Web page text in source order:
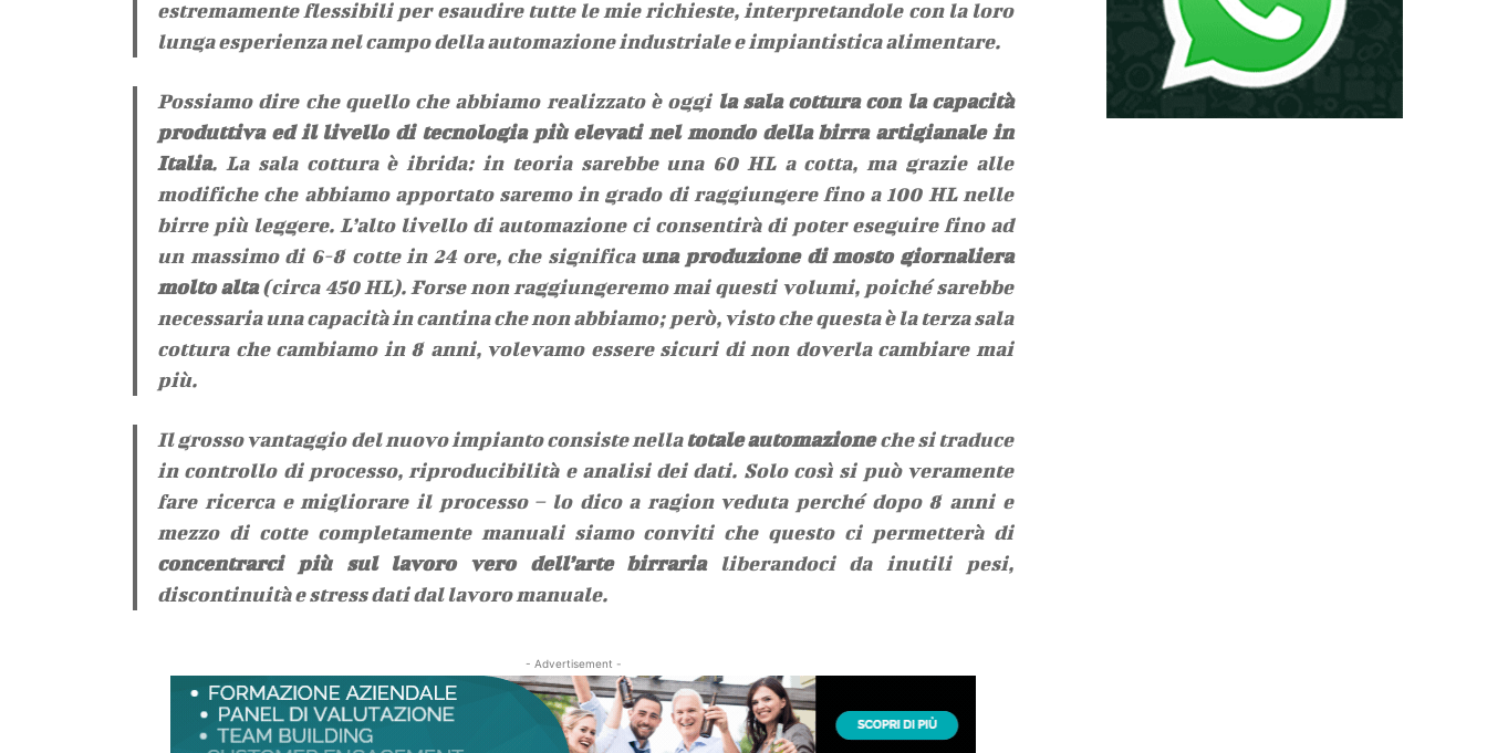
estremamente flessibili per esaudire tutte le mie richieste, interpretandole con la loro
lunga esperienza nel campo della automazione industriale e impiantistica alimentare.
Possiamo dire che quello che abbiamo realizzato è oggi la sala cottura con la capacità
produttiva ed il livello di tecnologia più elevati nel mondo della birra artigianale in
Italia. La sala cottura è ibrida: in teoria sarebbe una 60 HL a cotta, ma grazie alle
modifiche che abbiamo apportato saremo in grado di raggiungere fino a 100 HL nelle
birre più leggere. L’alto livello di automazione ci consentirà di poter eseguire fino ad
un massimo di 6-8 cotte in 24 ore, che significauna produzione di mosto giornaliera
molto alta(circa 450 HL). Forse non raggiungeremo mai questi volumi, poiché sarebbe
necessaria una capacità in cantina che non abbiamo; però, visto che questa è la terza sala
cottura che cambiamo in 8 anni, volevamo essere sicuri di non doverla cambiare mai
più.
Il grosso vantaggio del nuovo impianto consiste nellatotale automazioneche si traduce
in controllo di processo, riproducibilità e analisi dei dati. Solo così si può veramente
fare ricerca e migliorare il processo – lo dico a ragion veduta perché dopo 8 anni e
mezzo di cotte completamente manuali siamo conviti che questo ci permetterà di
concentrarci più sul lavoro vero dell’arte birrarialiberandoci da inutili pesi,
discontinuità e stress dati dal lavoro manuale.
- Advertisement -